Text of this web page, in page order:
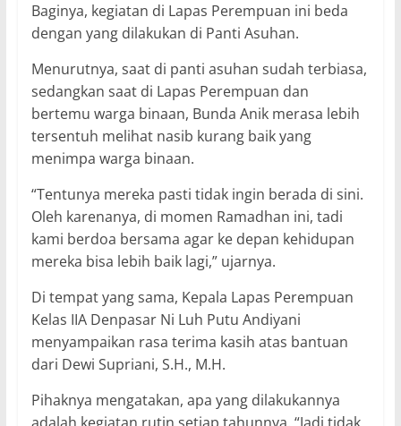
Baginya, kegiatan di Lapas Perempuan ini beda
dengan yang dilakukan di Panti Asuhan.
Menurutnya, saat di panti asuhan sudah terbiasa,
sedangkan saat di Lapas Perempuan dan
bertemu warga binaan, Bunda Anik merasa lebih
tersentuh melihat nasib kurang baik yang
menimpa warga binaan.
“Tentunya mereka pasti tidak ingin berada di sini.
Oleh karenanya, di momen Ramadhan ini, tadi
kami berdoa bersama agar ke depan kehidupan
mereka bisa lebih baik lagi,” ujarnya.
Di tempat yang sama, Kepala Lapas Perempuan
Kelas IIA Denpasar Ni Luh Putu Andiyani
menyampaikan rasa terima kasih atas bantuan
dari Dewi Supriani, S.H., M.H.
Pihaknya mengatakan, apa yang dilakukannya